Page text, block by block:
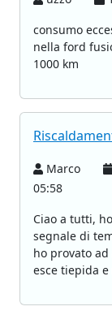
consumo
nella ford
1000 km
Marco
05:58
Ciao a tutti,
segnale di
ho provato
esce tiepida